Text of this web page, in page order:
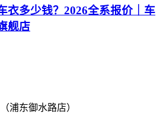
衣多少钱？2026全系报价｜车
舰店
浦东御水路店）